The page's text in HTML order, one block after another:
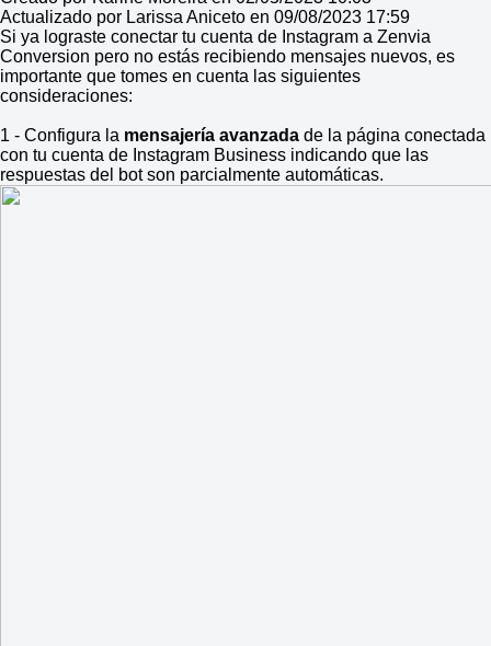
Actualizado por Larissa Aniceto en 09/08/2023 17:59
Si ya lograste conectar tu cuenta de Instagram a Zenvia
Conversion pero no estás recibiendo mensajes nuevos, es
importante que tomes en cuenta las siguientes
consideraciones:
1 - Configura la mensajería avanzada de la página conectada
con tu cuenta de Instagram Business indicando que las
respuestas del bot son parcialmente automáticas.